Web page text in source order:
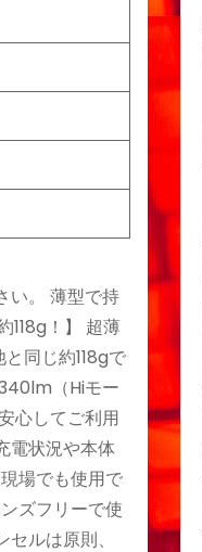
い。 薄型で持
118g！】 超薄
同じ約118gで
（Hiモー
心してご利用
電状況や本体
場でも使用で
ズフリーで使
ルは原則、